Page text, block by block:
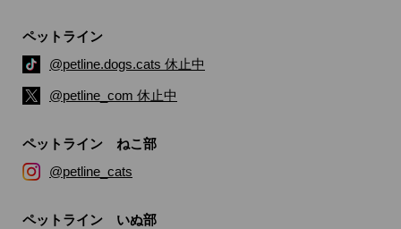
ペットライン
@petline.dogs.cats 休止中
@petline_com 休止中
ペットライン ねこ部
@petline_cats
ペットライン いぬ部